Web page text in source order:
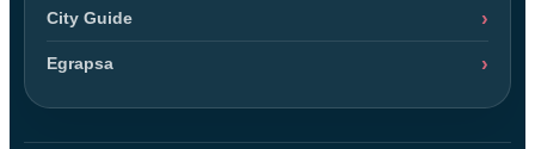
City Guide
Egrapsa